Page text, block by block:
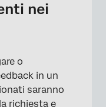
nei
o
in un
saranno
richiesta e